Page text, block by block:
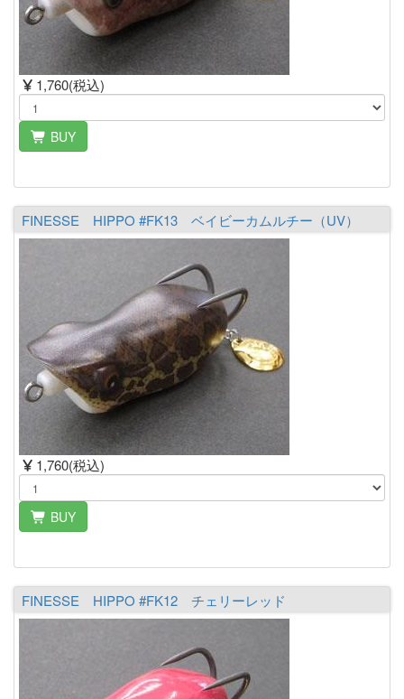
1,760(税込)
BUY
FINESSE HIPPO #FK13 ベイビーカムルチー（UV）
1,760(税込)
BUY
FINESSE HIPPO #FK12 チェリーレッド